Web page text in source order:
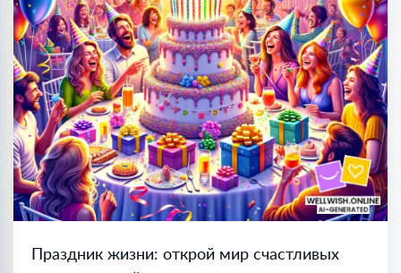
Праздник жизни: открой мир счастливых